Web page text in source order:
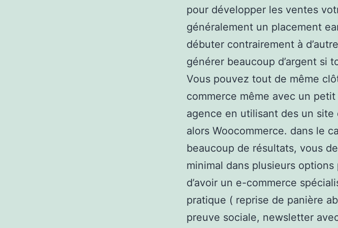
pour développer les ventes
généralement un placement
débuter contrairement à
générer beaucoup d’argent si
Vous pouvez tout de même
commerce même avec un
agence en utilisant des un
alors Woocommerce. dans le
beaucoup de résultats, vous
minimal dans plusieurs
d’avoir un e-commerce
pratique ( reprise de panière
preuve sociale, newsletter